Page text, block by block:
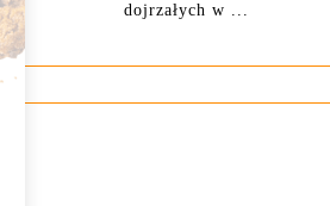
dojrzałych w ...